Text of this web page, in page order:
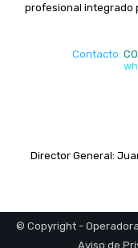
profesional integrado
Contacto:
Director General:
© Copyright -
Aviso de